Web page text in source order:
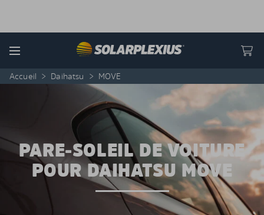
Menu
Accueil > Daihatsu > MOVE
PARE-SOLEIL DE VOITURE
POUR DAIHATSU MOVE